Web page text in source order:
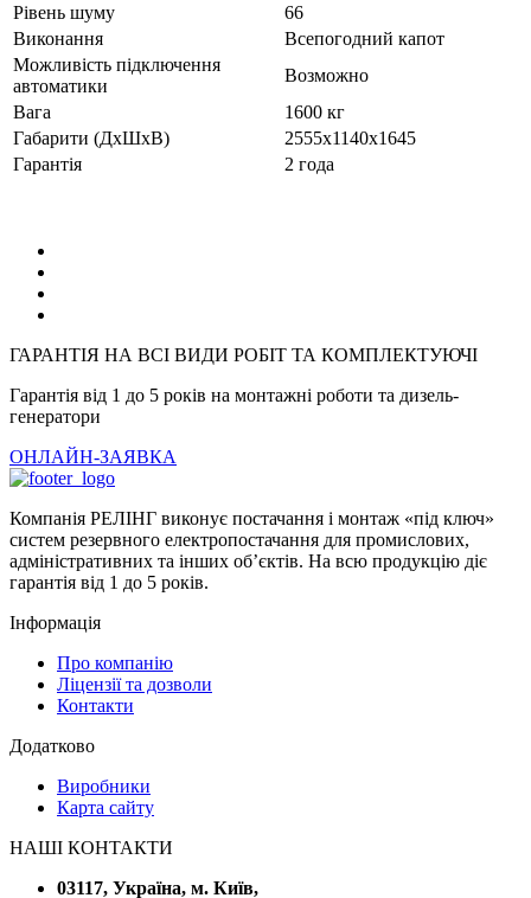
Рівень шуму
66
Виконання
Всепогодний капот
Можливість підключення
автоматики
Возможно
Вага
1600 кг
Габарити (ДхШхВ)
2555х1140х1645
Гарантія
2 года
ГАРАНТІЯ НА ВСІ ВИДИ РОБІТ ТА КОМПЛЕКТУЮЧІ
Гарантія від 1 до 5 років на монтажні роботи та дизель-
генератори
ОНЛАЙН-ЗАЯВКА
Компанія РЕЛІНГ виконує постачання і монтаж «під ключ»
систем резервного електропостачання для промислових,
адміністративних та інших об’єктів. На всю продукцію діє
гарантія від 1 до 5 років.
Інформація
Про компанію
Ліцензії та дозволи
Контакти
Додатково
Виробники
Карта сайту
НАШІ КОНТАКТИ
03117, Україна, м. Київ,